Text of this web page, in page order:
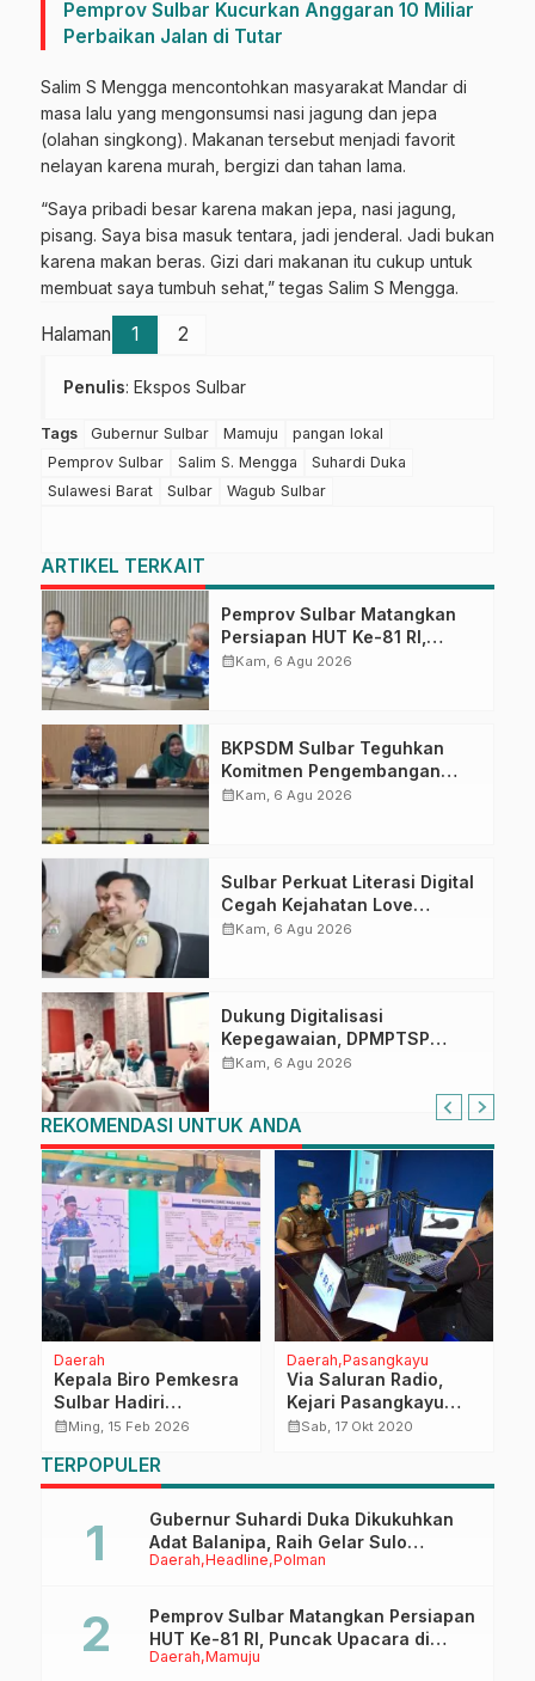
Pemprov Sulbar Kucurkan Anggaran 10 Miliar
Perbaikan Jalan di Tutar
Salim S Mengga mencontohkan masyarakat Mandar di
masa lalu yang mengonsumsi nasi jagung dan jepa
(olahan singkong). Makanan tersebut menjadi favorit
nelayan karena murah, bergizi dan tahan lama.
“Saya pribadi besar karena makan jepa, nasi jagung,
pisang. Saya bisa masuk tentara, jadi jenderal. Jadi bukan
karena makan beras. Gizi dari makanan itu cukup untuk
membuat saya tumbuh sehat,” tegas Salim S Mengga.
Halaman 1 2
Penulis: Ekspos Sulbar
Tags Gubernur Sulbar Mamuju
pangan lokal
Pemprov Sulbar
Salim S. Mengga
Suhardi Duka
Sulawesi Barat
Sulbar Wagub Sulbar
ARTIKEL TERKAIT
Pemprov Sulbar Matangkan
Persiapan HUT Ke-81 RI,
Puncak Upacara di Lapangan
calendar_monthKam, 6 Agu 2026
BKPSDM Sulbar Teguhkan
Komitmen Pengembangan
Kompetensi ASN melalui
calendar_monthKam, 6 Agu 2026
Sulbar Perkuat Literasi Digital
Cegah Kejahatan Love
Scamming
calendar_monthKam, 6 Agu 2026
Dukung Digitalisasi
Kepegawaian, DPMPTSP
Sulbar Siap Terapkan Aplikasi
calendar_monthKam, 6 Agu 2026
REKOMENDASI UNTUK ANDA
Daerah
Kepala Biro Pemkesra
Sulbar Hadiri
Launching dan
KORPRI Tingkat
Nasional Tahun 2026
calendar_monthMing, 15 Feb 2026
Daerah Pasangkayu
Via Saluran Radio,
Kejari Pasangkayu
Gelar Jaksa Menyapa
calendar_monthSab, 17 Okt 2020
TERPOPULER
Daerah Headline Polman
Gubernur Suhardi Duka Dikukuhkan
Adat Balanipa, Raih Gelar Sulo
Tappidena
Daerah Mamuju
Pemprov Sulbar Matangkan Persiapan
HUT Ke-81 RI, Puncak Upacara di
Lapangan Ahmad Kirang